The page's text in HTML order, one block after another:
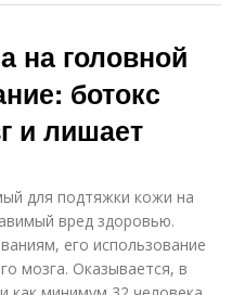
на головной
ботокс
и лишает
для подтяжки кожи на
вред здоровью.
его использование
мозга. Оказывается, в